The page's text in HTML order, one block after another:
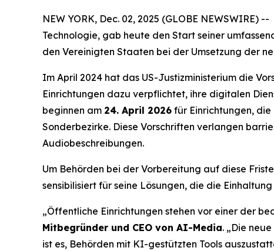
NEW YORK, Dec. 02, 2025 (GLOBE
Technologie, gab heute den Start seiner
den Vereinigten Staaten bei der Umsetzung der
Im April 2024 hat das US-Justizministerium die
Einrichtungen dazu verpflichtet, ihre digitalen
beginnen am 24. April 2026 für Einrichtungen, die
Sonderbezirke. Diese Vorschriften verlangen
Audiobeschreibungen.
Um Behörden bei der Vorbereitung auf diese
sensibilisiert für seine Lösungen, die die
„Öffentliche Einrichtungen stehen vor einer der
Mitbegründer und CEO von AI-Media. „Die
ist es, Behörden mit KI-gestützten Tools